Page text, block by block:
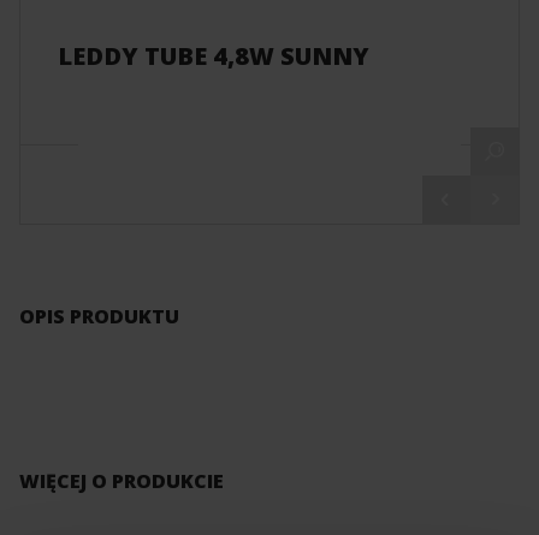
LEDDY TUBE 4,8W SUNNY
OPIS PRODUKTU
WIĘCEJ O PRODUKCIE